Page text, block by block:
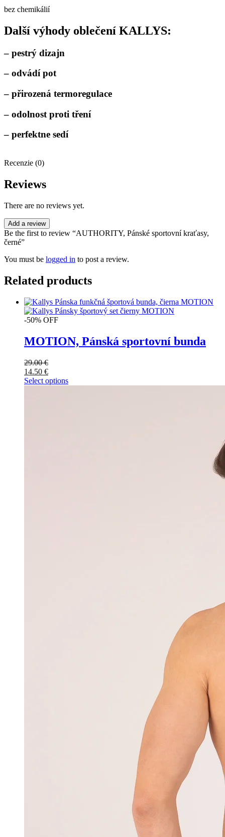
bez chemikálií
Další výhody oblečení KALLYS:
– pestrý dizajn
– odvádí pot
– přirozená termoregulace
– odolnost proti tření
– perfektne sedí
Recenzie (0)
Reviews
There are no reviews yet.
Add a review
Be the first to review “AUTHORITY, Pánské sportovní kraťasy,
černé”
You must be logged in to post a review.
Related products
-50% OFF
MOTION, Pánská sportovní bunda
29.00€
14.50 €
Select options